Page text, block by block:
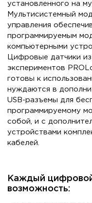
установленного на
Мультисистемный
управления
программируемым
компьютерными
Цифровые датчики
экспериментов
готовы к
нуждаются в
USB-разъемы для
программируемому
собой, и с
устройствами
кабелей.
Каждый
возможность: